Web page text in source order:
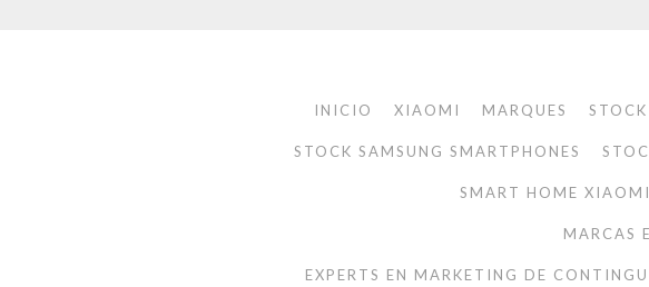
INICIO XIAOMI MARQUES
STOCK SAMSUNG SMARTPHONES
SMART HOME XIAOMI
MARCAS
EXPERTS EN MARKETING DE